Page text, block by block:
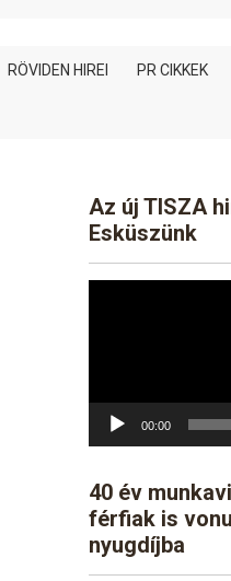
RÖVIDEN HIREI PR CIKKEK
Az új TISZA
Esküszünk
00:00
40 év
férfiak is
nyugdíjba